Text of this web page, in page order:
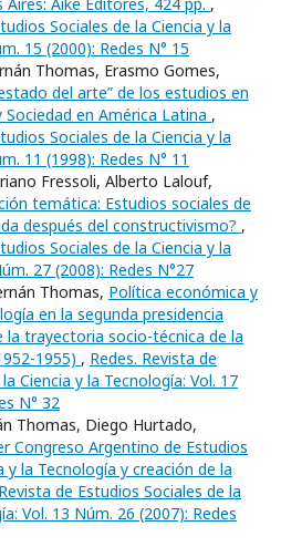
Sociales de la Ciencia y la
15 (2000): Redes N° 15
Thomas, Erasmo Gomes,
del arte” de los estudios en
Sociedad en América Latina ,
Sociales de la Ciencia y la
11 (1998): Redes N° 11
Fressoli, Alberto Lalouf,
temática: Estudios sociales de
después del constructivismo? ,
Sociales de la Ciencia y la
27 (2008): Redes N°27
Thomas, Política económica y
en la segunda presidencia
la trayectoria socio-técnica de la
1955) , Redes. Revista de
Ciencia y la Tecnología: Vol. 17
N° 32
Thomas, Diego Hurtado,
Congreso Argentino de Estudios
y la Tecnología y creación de la
de Estudios Sociales de la
Vol. 13 Núm. 26 (2007): Redes